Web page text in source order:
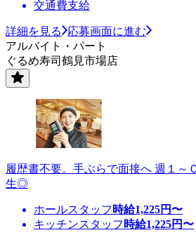
交通費支給
詳細を見る
応募画面に進む
アルバイト・パート
ぐるめ寿司鶴見市場店
履歴書不要。手ぶらで面接へ 週１～
生◎
ホールスタッフ 時給1,225円〜
キッチンスタッフ 時給1,225円〜